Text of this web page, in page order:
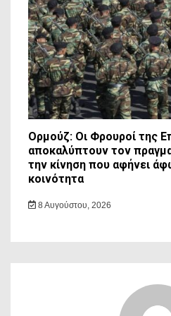
Ορμούζ: Οι Φρουροί της
αποκαλύπτουν τον
την κίνηση που αφήνει
κοινότητα
8 Αυγούστου, 2026